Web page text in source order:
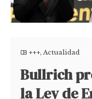
+++,Actualidad
Bullrich
la Ley de